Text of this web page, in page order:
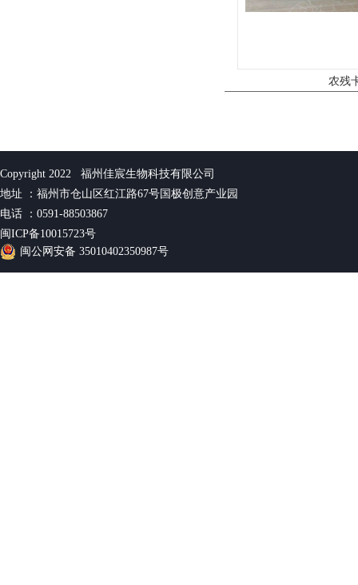
农残
Copyright 2022 福州佳宸生物科技有限公司
地址 ：福州市仓山区红江路67号国极创意产业园
电话 ：0591-88503867
闽ICP备10015723号
闽公网安备 35010402350987号